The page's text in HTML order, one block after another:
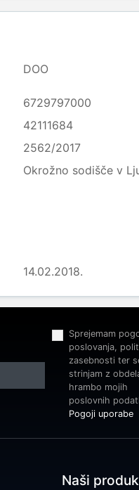
DOO
6729797000
42111684
2562/2017
Okrožno sodišče v
14.02.2018.
Sprejemam
poslovanja,
zasebnosti ter
strinjam z
hrambo mojih
poslovnih
Pogoji uporabe
Naši